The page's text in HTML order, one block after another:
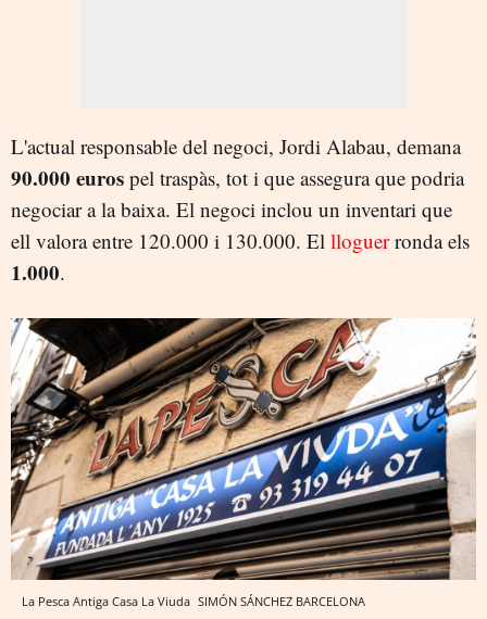
L'actual responsable del negoci, Jordi Alabau, demana
90.000 euros pel traspàs, tot i que assegura que podria
negociar a la baixa. El negoci inclou un inventari que
ell valora entre 120.000 i 130.000. El lloguerronda els
1.000.
La Pesca Antiga Casa La Viuda SIMÓN SÁNCHEZ BARCELONA